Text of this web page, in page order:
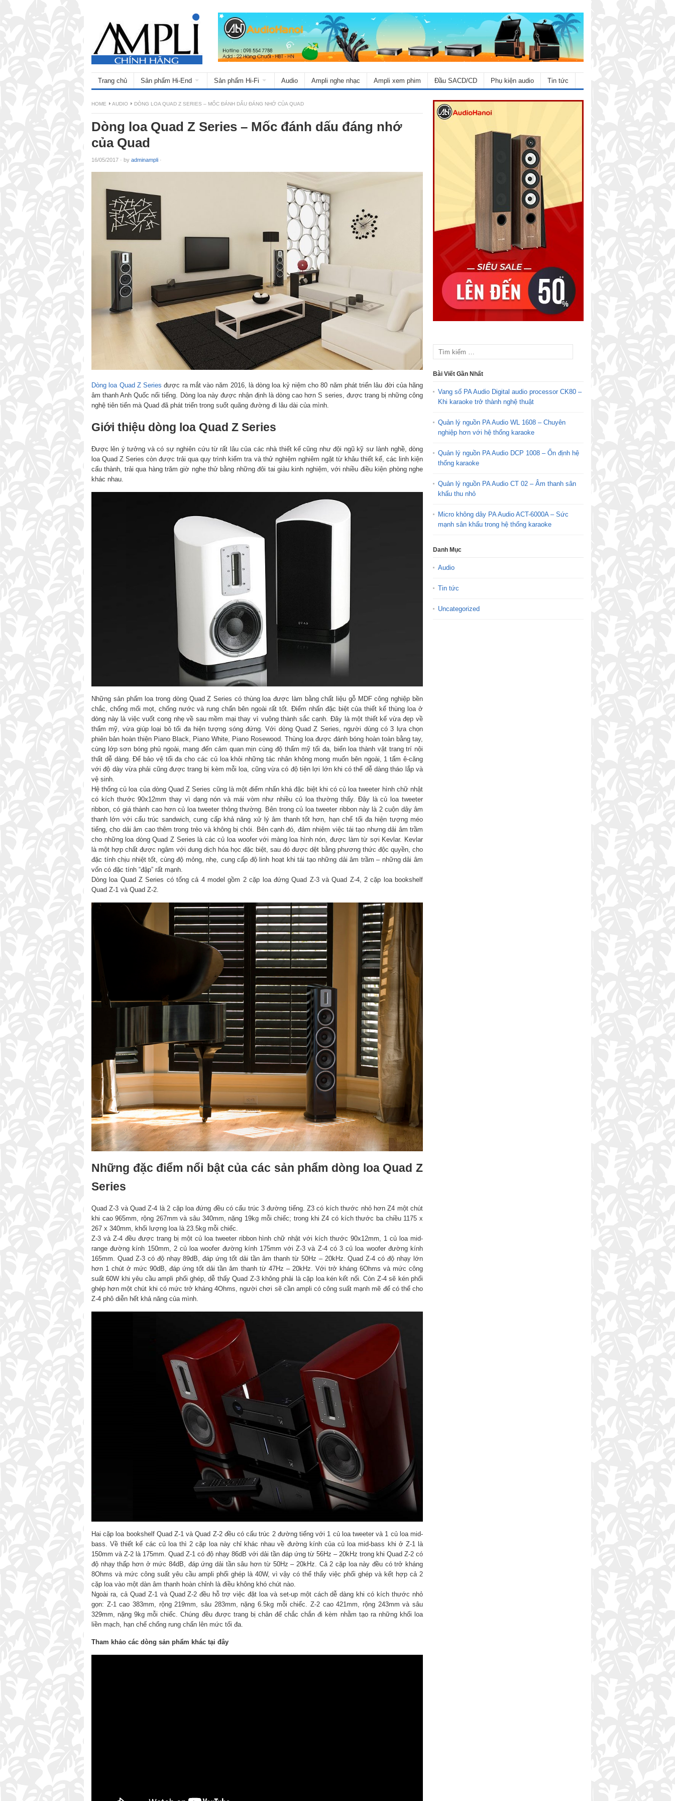
Trang chủ Sản phẩm Hi-End Sản phẩm Hi-Fi Audio Ampli nghe nhạc Ampli xem phim Đầu SACD/CD Phụ kiện audio Tin tức
HOME AUDIO DÒNG LOA QUAD Z SERIES – MỐC ĐÁNH DẤU ĐÁNG NHỚ CỦA QUAD
Dòng loa Quad Z Series – Mốc đánh dấu đáng nhớ
của Quad
16/05/2017 · by adminampli ·
Dòng loa Quad Z Series được ra mắt vào năm 2016, là dòng loa kỷ niệm cho 80 năm phát triển lâu đời của hãng
âm thanh Anh Quốc nổi tiếng. Dòng loa này được nhận định là dòng cao hơn S series, được trang bị những công
nghệ tiên tiến mà Quad đã phát triển trong suốt quãng đường đi lâu dài của mình.
Giới thiệu dòng loa Quad Z Series
Được lên ý tưởng và có sự nghiên cứu từ rất lâu của các nhà thiết kế cũng như đội ngũ kỹ sư lành nghề, dòng
loa Quad Z Series còn được trải qua quy trình kiểm tra và thử nghiệm nghiêm ngặt từ khâu thiết kế, các linh kiện
cấu thành, trải qua hàng trăm giờ nghe thử bằng những đôi tai giàu kinh nghiệm, với nhiều điều kiện phòng nghe
khác nhau.
Những sản phẩm loa trong dòng Quad Z Series có thùng loa được làm bằng chất liệu gỗ MDF công nghiệp bền
chắc, chống mối mọt, chống nước và rung chấn bên ngoài rất tốt. Điểm nhấn đặc biệt của thiết kế thùng loa ở
dòng này là việc vuốt cong nhẹ về sau mềm mại thay vì vuông thành sắc cạnh. Đây là một thiết kế vừa đẹp về
thẩm mỹ, vừa giúp loại bỏ tối đa hiện tượng sóng đứng. Với dòng Quad Z Series, người dùng có 3 lựa chọn
phiên bản hoàn thiện Piano Black, Piano White, Piano Rosewood. Thùng loa được đánh bóng hoàn toàn bằng tay,
cùng lớp sơn bóng phủ ngoài, mang đến cảm quan mịn cùng độ thẩm mỹ tối đa, biến loa thành vật trang trí nội
thất dễ dàng. Để bảo vệ tối đa cho các củ loa khỏi những tác nhân không mong muốn bên ngoài, 1 tấm ê-căng
với độ dày vừa phải cũng được trang bị kèm mỗi loa, cũng vừa có độ tiện lợi lớn khi có thể dễ dàng tháo lắp và
vệ sinh.
Hệ thống củ loa của dòng Quad Z Series cũng là một điểm nhấn khá đặc biệt khi có củ loa tweeter hình chữ nhật
có kích thước 90x12mm thay vì dạng nón và mái vòm như nhiều củ loa thường thấy. Đây là củ loa tweeter
ribbon, có giá thành cao hơn củ loa tweeter thông thường. Bên trong củ loa tweeter ribbon này là 2 cuộn dây âm
thanh lớn với cấu trúc sandwich, cung cấp khả năng xử lý âm thanh tốt hơn, hạn chế tối đa hiện tượng méo
tiếng, cho dải âm cao thêm trong trẻo và không bị chói. Bên cạnh đó, đảm nhiệm việc tái tạo nhưng dải âm trầm
cho những loa dòng Quad Z Series là các củ loa woofer với màng loa hình nón, được làm từ sợi Kevlar. Kevlar
là một hợp chất được ngâm với dung dịch hóa học đặc biệt, sau đó được dệt bằng phương thức độc quyền, cho
đặc tính chịu nhiệt tốt, cùng độ mỏng, nhẹ, cung cấp độ linh hoạt khi tái tạo những dải âm trầm – những dải âm
vốn có đặc tính “đập” rất mạnh.
Dòng loa Quad Z Series có tổng cả 4 model gồm 2 cặp loa đứng Quad Z-3 và Quad Z-4, 2 cặp loa bookshelf
Quad Z-1 và Quad Z-2.
Những đặc điểm nổi bật của các sản phẩm dòng loa Quad Z
Series
Quad Z-3 và Quad Z-4 là 2 cặp loa đứng đều có cấu trúc 3 đường tiếng. Z3 có kích thước nhỏ hơn Z4 một chút
khi cao 965mm, rộng 267mm và sâu 340mm, nặng 19kg mỗi chiếc; trong khi Z4 có kích thước ba chiều 1175 x
267 x 340mm, khối lượng loa là 23.5kg mỗi chiếc.
Z-3 và Z-4 đều được trang bị một củ loa tweeter ribbon hình chữ nhật với kích thước 90x12mm, 1 củ loa mid-
range đường kính 150mm, 2 củ loa woofer đường kính 175mm với Z-3 và Z-4 có 3 củ loa woofer đường kính
165mm. Quad Z-3 có độ nhạy 89dB, đáp ứng tốt dải tần âm thanh từ 50Hz – 20kHz. Quad Z-4 có độ nhạy lớn
hơn 1 chút ở mức 90dB, đáp ứng tốt dải tần âm thanh từ 47Hz – 20kHz. Với trở kháng 6Ohms và mức công
suất 60W khi yêu cầu ampli phối ghép, dễ thấy Quad Z-3 không phải là cặp loa kén kết nối. Còn Z-4 sẽ kén phối
ghép hơn một chút khi có mức trở kháng 4Ohms, người chơi sẽ cần ampli có công suất mạnh mẽ để có thể cho
Z-4 phô diễn hết khả năng của mình.
Hai cặp loa bookshelf Quad Z-1 và Quad Z-2 đều có cấu trúc 2 đường tiếng với 1 củ loa tweeter và 1 củ loa mid-
bass. Về thiết kế các củ loa thì 2 cặp loa này chỉ khác nhau về đường kính của củ loa mid-bass khi ở Z-1 là
150mm và Z-2 là 175mm. Quad Z-1 có độ nhạy 86dB với dải tần đáp ứng từ 56Hz – 20kHz trong khi Quad Z-2 có
độ nhạy thấp hơn ở mức 84dB, đáp ứng dải tần sâu hơn từ 50Hz – 20kHz. Cả 2 cặp loa này đều có trở kháng
8Ohms và mức công suất yêu cầu ampli phối ghép là 40W, vì vậy có thể thấy việc phối ghép và kết hợp cả 2
cặp loa vào một dàn âm thanh hoàn chỉnh là điều không khó chút nào.
Ngoài ra, cả Quad Z-1 và Quad Z-2 đều hỗ trợ việc đặt loa và set-up một cách dễ dàng khi có kích thước nhỏ
gọn: Z-1 cao 383mm, rộng 219mm, sâu 283mm, nặng 6.5kg mỗi chiếc. Z-2 cao 421mm, rộng 243mm và sâu
329mm, nặng 9kg mỗi chiếc. Chúng đều được trang bị chân đế chắc chắn đi kèm nhằm tạo ra những khối loa
liền mạch, hạn chế chống rung chấn lên mức tối đa.
Tham khảo các dòng sản phẩm khác tại đây
Bài Viết Gần Nhất
Vang số PA Audio Digital audio processor CK80 –
Khi karaoke trở thành nghệ thuật
Quản lý nguồn PA Audio WL 1608 – Chuyên
nghiệp hơn với hệ thống karaoke
Quản lý nguồn PA Audio DCP 1008 – Ổn định hệ
thống karaoke
Quản lý nguồn PA Audio CT 02 – Âm thanh sân
khấu thu nhỏ
Micro không dây PA Audio ACT-6000A – Sức
mạnh sân khấu trong hệ thống karaoke
Danh Mục
Audio
Tin tức
Uncategorized